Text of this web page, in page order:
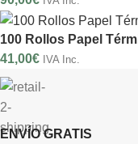
100 Rollos Papel
41,00€ IVA Inc.
ENVÍO GRATIS